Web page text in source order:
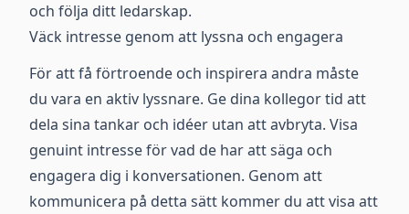
och följa ditt ledarskap.
Väck intresse genom att lyssna och engagera
För att få förtroende och inspirera andra måste
du vara en aktiv lyssnare. Ge dina kollegor tid att
dela sina tankar och idéer utan att avbryta. Visa
genuint intresse för vad de har att säga och
engagera dig i konversationen. Genom att
kommunicera på detta sätt kommer du att visa att